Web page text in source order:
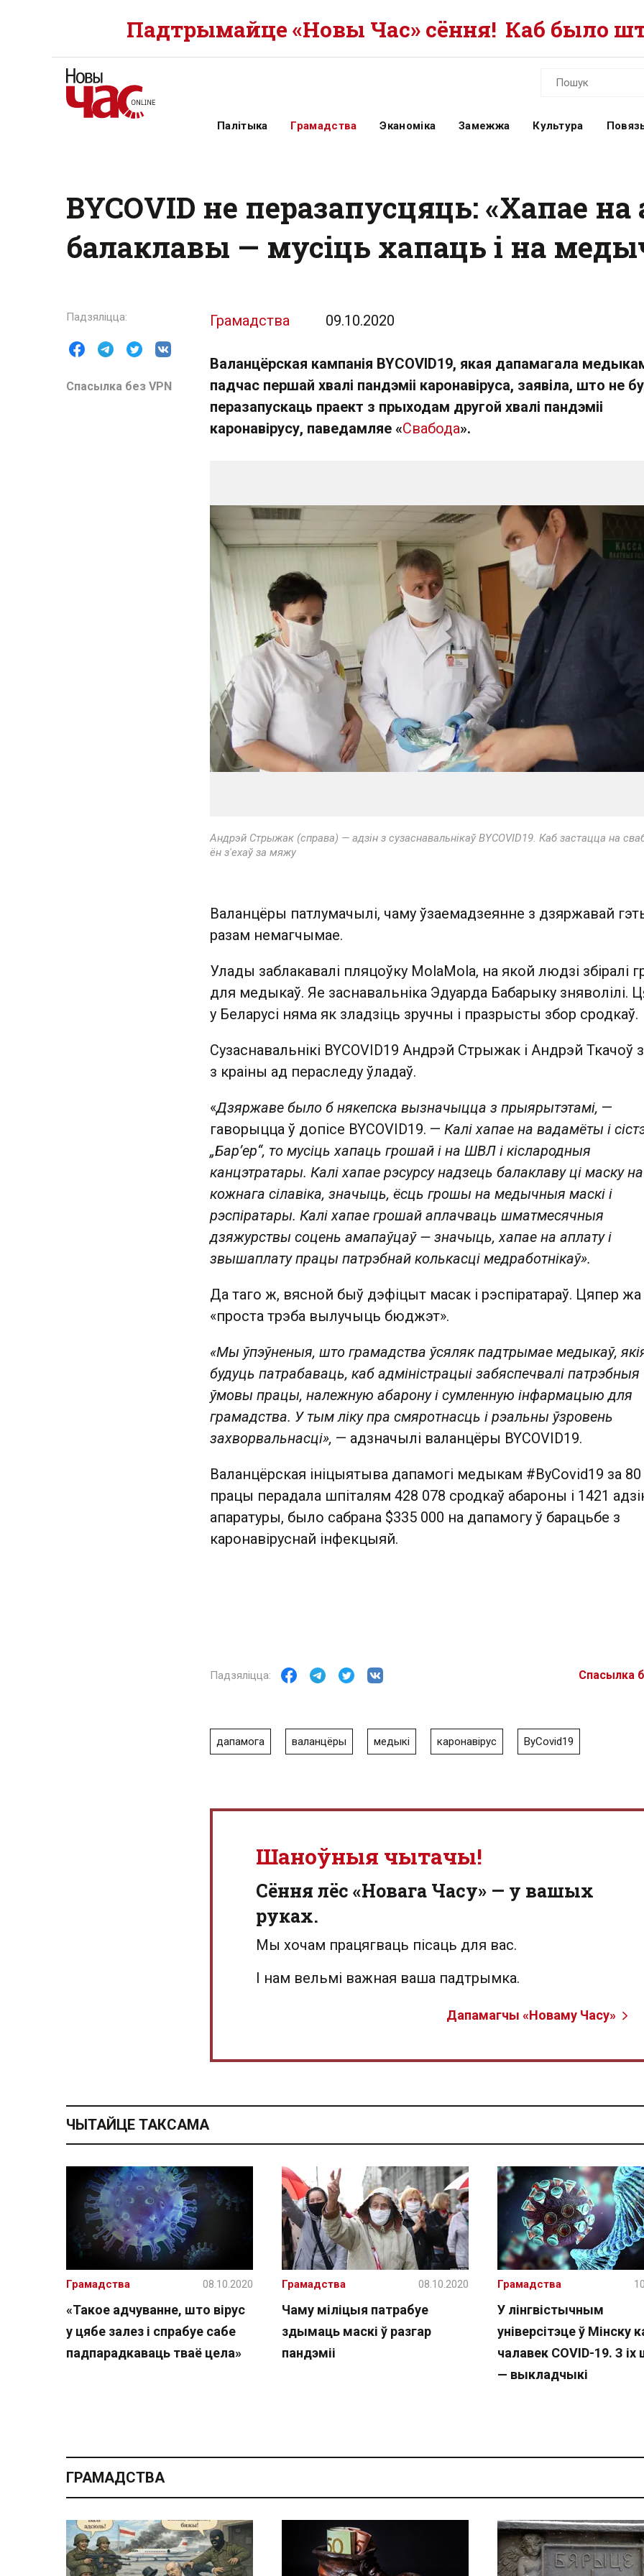
Падтрымайце «Новы Час» сёння! Каб было
Палітыка Грамадства Эканоміка Замежжа Культура
BYCOVID не перазапусцяць: «Хапае на
балаклавы — мусіць хапаць і на
Спасылка без VPN
Грамадства 09.10.2020
Валанцёрская кампанія BYCOVID19, якая дапамагала
падчас першай хвалі пандэміі каронавіруса, заявіла, што не
перазапускаць праект з прыходам другой хвалі пандэміі
каронавірусу, паведамляе «Свабода».
Андрэй Стрыжак (справа) — адзін з сузаснавальнікаў BYCOVID19. Каб застацца на
ён з'ехаў за мяжу
Валанцёры патлумачылі, чаму ўзаемадзеянне з дзяржавай
разам немагчымае.
Улады заблакавалі пляцоўку MolaMola, на якой людзі збіралі
для медыкаў. Яе заснавальніка Эдуарда Бабарыку зняволілі.
у Беларусі няма як зладзіць зручны і празрысты збор сродкаў.
Сузаснавальнікі BYCOVID19 Андрэй Стрыжак і Андрэй Ткачоў
з краіны ад пераследу ўладаў.
«Дзяржаве было б някепска вызначыцца з прыярытэтамі, —
гаворыцца ў допісе BYCOVID19. — Калі хапае на вадамёты і с
„Барʼер“, то мусіць хапаць грошай і на ШВЛ і кіслародныя
канцэтратары. Калі хапае рэсурсу надзець балаклаву ці маску на
кожнага сілавіка, значыць, ёсць грошы на медычныя маскі і
рэспіратары. Калі хапае грошай аплачваць шматмесячныя
дзяжурствы соцень амапаўцаў — значыць, хапае на аплату і
звышаплату працы патрэбнай колькасці медработнікаў».
Да таго ж, вясной быў дэфіцыт масак і рэспіратараў. Цяпер жа
«проста трэба вылучыць бюджэт».
«Мы ўпэўненыя, што грамадства ўсяляк падтрымае медыкаў,
будуць патрабаваць, каб адміністрацыі забяспечвалі патрэбныя
ўмовы працы, належную абарону і сумленную інфармацыю для
грамадства. У тым ліку пра смяротнасць і рэальны ўзровень
захворвальнасці», — адзначылі валанцёры BYCOVID19.
Валанцёрская ініцыятыва дапамогі медыкам #ByCovid19 за
працы перадала шпіталям 428 078 сродкаў абароны і 1421
апаратуры, было сабрана $335 000 на дапамогу ў барацьбе з
каронавіруснай інфекцыяй.
Спасылка
дапамога валанцёры медыкі каронавірус ByCovid19
Шаноўныя чытачы!
Сёння лёс «Новага Часу» — у вашых
руках.
Мы хочам працягваць пісаць для вас.
І нам вельмі важная ваша падтрымка.
Дапамагчы «Новаму Часу»
ЧЫТАЙЦЕ ТАКСАМА
«Такое адчуванне, што вірус
у цябе залез і спрабуе сабе
падпарадкаваць тваё цела»
Грамадства 08.10.2020
Чаму міліцыя патрабуе
здымаць маскі ў разгар
пандэміі
Грамадства 08.10.2020
У лінгвістычным
універсітэце ў Мінску
чалавек COVID-19. З іх
— выкладчыкі
Грамадства
ГРАМАДСТВА